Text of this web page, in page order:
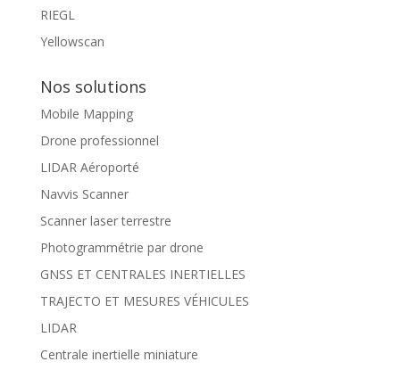
RIEGL
Yellowscan
Nos solutions
Mobile Mapping
Drone professionnel
LIDAR Aéroporté
Navvis Scanner
Scanner laser terrestre
Photogrammétrie par drone
GNSS ET CENTRALES INERTIELLES
TRAJECTO ET MESURES VÉHICULES
LIDAR
Centrale inertielle miniature